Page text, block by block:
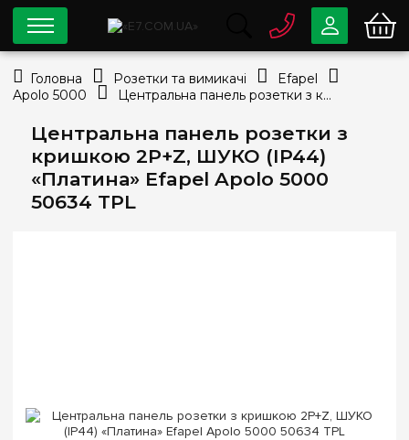
Центральна панель розетки з
кришкою 2P+Z, ШУКО (IP44)
«Платина» Efapel Apolo 5000
50634 TPL
0 80033-63-07
Безкоштовно
info@e7.com.ua
044334-79-78
Viber Telegram
Головна Розетки та вимикачі
Efapel
Apolo 5000
Центральна панель розетки з кришкою 2P+Z, ШУКО (IP44) «Платина» Efapel Apolo 5000 50634 TPL